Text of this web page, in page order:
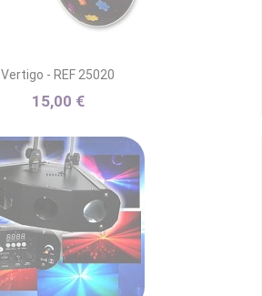
Vertigo - REF 25020
15,00 €